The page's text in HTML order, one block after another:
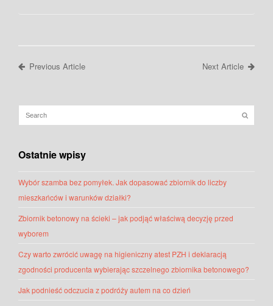
Previous Article Next Article
Ostatnie wpisy
Wybór szamba bez pomyłek. Jak dopasować zbiornik do liczby
mieszkańców i warunków działki?
Zbiornik betonowy na ścieki – jak podjąć właściwą decyzję przed
wyborem
Czy warto zwrócić uwagę na higieniczny atest PZH i deklaracją
zgodności producenta wybierając szczelnego zbiornika betonowego?
Jak podnieść odczucia z podróży autem na co dzień